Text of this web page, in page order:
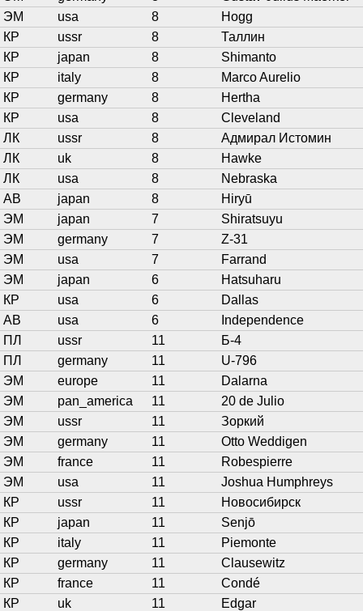
ЭМ
usa 8
Hogg
КР
ussr 8
Таллин
КР
japan 8
Shimanto
КР
italy 8
Marco Aurelio
КР
germany 8
Hertha
КР
usa 8
Cleveland
ЛК
ussr 8
Адмирал Истомин
ЛК
uk 8
Hawke
ЛК
usa 8
Nebraska
АВ
japan 8
Hiryū
ЭМ
japan 7
Shiratsuyu
ЭМ
germany 7
Z-31
ЭМ
usa 7
Farrand
ЭМ
japan 6
Hatsuharu
КР
usa 6
Dallas
АВ
usa 6
Independence
ПЛ
ussr 11
Б-4
ПЛ
germany 11
U-796
ЭМ
europe 11
Dalarna
ЭМ
pan_america 11
20 de Julio
ЭМ
ussr 11
Зоркий
ЭМ
germany 11
Otto Weddigen
ЭМ
france 11
Robespierre
ЭМ
usa 11
Joshua Humphreys
КР
ussr 11
Новосибирск
КР
japan 11
Senjō
КР
italy 11
Piemonte
КР
germany 11
Clausewitz
КР
france 11
Condé
КР
uk 11
Edgar